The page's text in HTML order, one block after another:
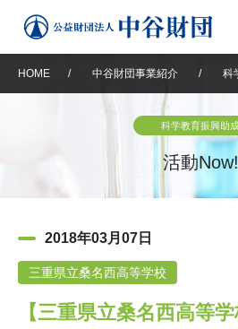
中谷財団につ
設立趣意書
沿革 40年
中谷財団事業紹介
神戸賞 長
中谷財団動画
その他情
HOME / 中谷財団事業紹介 / 科
科学教育振興助
活動Now!
2018年03月07日
三重県立桑名西高等学校
【三重県立桑名西高等